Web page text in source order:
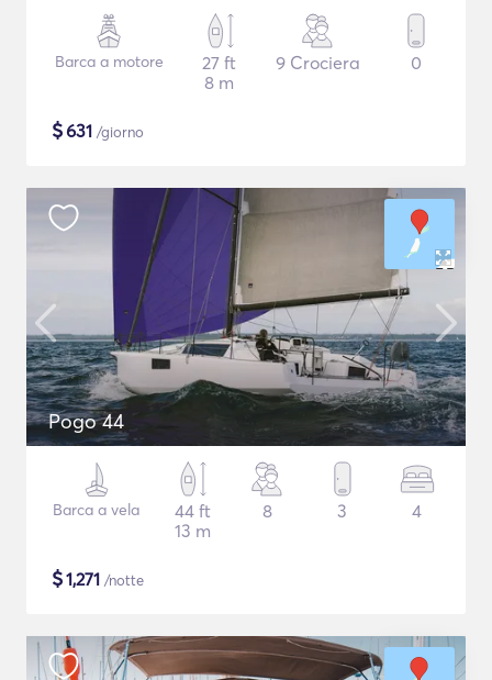
Barca a motore
27 ft
8 m
9 Crociera 0
$631 /giorno
Pogo 44
Barca a vela
44 ft
13 m
8 3 4
$1,271 /notte